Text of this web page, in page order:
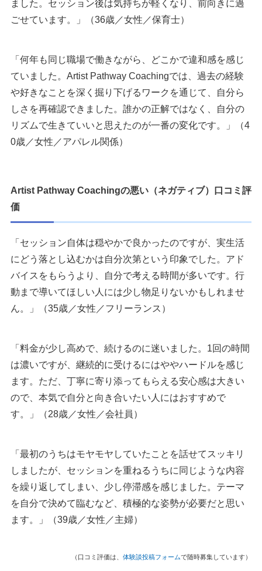
ました。セッション後は気持ちが軽くなり、前向きに過
ごせています。」（36歳／女性／保育士）
「何年も同じ職場で働きながら、どこかで違和感を感じ
ていました。Artist Pathway Coachingでは、過去の経験
や好きなことを深く掘り下げるワークを通じて、自分ら
しさを再確認できました。誰かの正解ではなく、自分の
リズムで生きていいと思えたのが一番の変化です。」（4
0歳／女性／アパレル関係）
Artist Pathway Coachingの悪い（ネガティブ）口コミ評
価
「セッション自体は穏やかで良かったのですが、実生活
にどう落とし込むかは自分次第という印象でした。アド
バイスをもらうより、自分で考える時間が多いです。行
動まで導いてほしい人には少し物足りないかもしれませ
ん。」（35歳／女性／フリーランス）
「料金が少し高めで、続けるのに迷いました。1回の時間
は濃いですが、継続的に受けるにはややハードルを感じ
ます。ただ、丁寧に寄り添ってもらえる安心感は大きい
ので、本気で自分と向き合いたい人にはおすすめで
す。」（28歳／女性／会社員）
「最初のうちはモヤモヤしていたことを話せてスッキリ
しましたが、セッションを重ねるうちに同じような内容
を繰り返してしまい、少し停滞感を感じました。テーマ
を自分で決めて臨むなど、積極的な姿勢が必要だと思い
ます。」（39歳／女性／主婦）
（口コミ評価は、 体験談投稿フォームで随時募集しています）